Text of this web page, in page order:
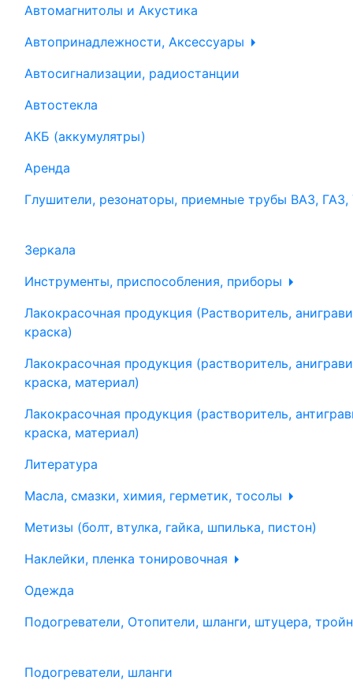
Автомагнитолы и Акустика
Автопринадлежности, Аксессуары
Автосигнализации, радиостанции
Автостекла
АКБ (аккумулятры)
Аренда
Глушители, резонаторы, приемные трубы ВАЗ, ГАЗ,
Зеркала
Инструменты, приспособления, приборы
Лакокрасочная продукция (Растворитель,
краска)
Лакокрасочная продукция (растворитель,
краска, материал)
Лакокрасочная продукция (растворитель,
краска, материал)
Литература
Масла, смазки, химия, герметик, тосолы
Метизы (болт, втулка, гайка, шпилька, пистон)
Наклейки, пленка тонировочная
Одежда
Подогреватели, Отопители, шланги, штуцера,
Подогреватели, шланги